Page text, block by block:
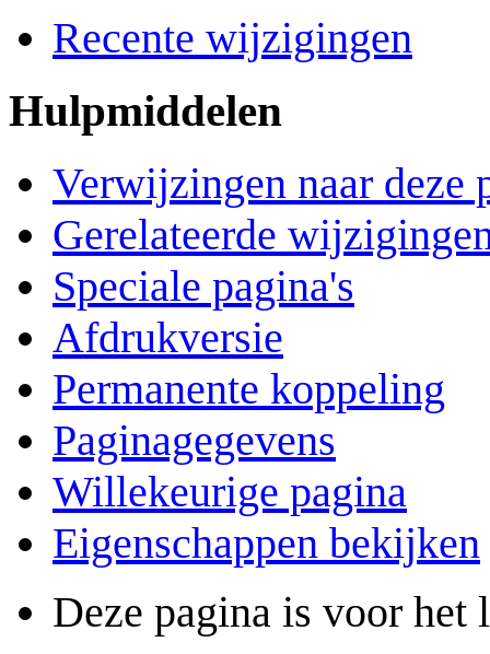
Recente wijzigingen
Hulpmiddelen
Verwijzingen naar deze
Gerelateerde
Speciale pagina's
Afdrukversie
Permanente koppeling
Paginagegevens
Willekeurige pagina
Eigenschappen bekijken
Deze pagina is voor het